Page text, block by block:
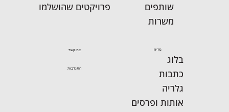
שותפים
משרות
פרויקטים שהושלמו
מדיה
בלוג
כתבות
גלריה
אותות ופרסים
התנדבות
צרו קשר